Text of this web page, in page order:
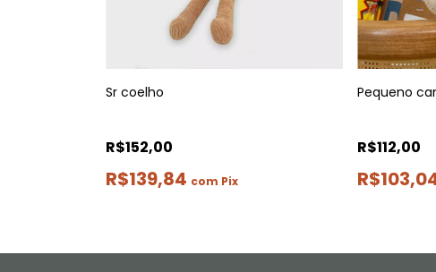
Sr coelho
R$152,00
R$139,84 com Pix
Pequeno
R$112,00